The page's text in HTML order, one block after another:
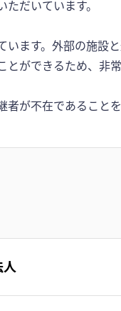
だいています。
ます。外部の施設
ができるため、非
が不在であること
人